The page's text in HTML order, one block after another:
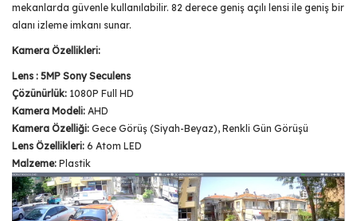
mekanlarda güvenle kullanılabilir. 82 derece geniş açılı lensi ile geniş bir
alanı izleme imkanı sunar.
Kamera Özellikleri:
Lens : 5MP Sony Seculens
Çözünürlük: 1080P Full HD
Kamera Modeli: AHD
Kamera Özelliği: Gece Görüş (Siyah-Beyaz), Renkli Gün Görüşü
Lens Özellikleri: 6 Atom LED
Malzeme: Plastik